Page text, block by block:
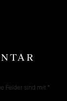
Felder sind mit *